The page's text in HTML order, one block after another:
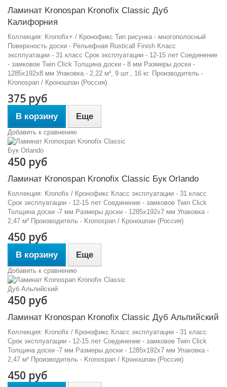
Ламинат Kronospan Kronofix Classic Дуб
Калифорния
Коллекция: Kronofix+ / Кронофикс Тип рисунка - многополосный
Поверхность доски - Рельефная Rusticall Finish Класс
эксплуатации - 31 класс Срок эксплуатации - 12-15 лет Соединение
- замковое Twin Click Толщина доски - 8 мм Размеры доски -
1285х192х8 мм Упаковка - 2,22 м², 9 шт., 16 кг. Производитель -
Kronospan / Кроношпан (Россия)
375 руб
В корзину Еще
Добавить к сравнению
450 руб
Ламинат Kronospan Kronofix Classic Бук Orlando
Коллекция: Kronofix / Кронофикс Класс эксплуатации - 31 класс
Срок эксплуатации - 12-15 лет Соединение - замковое Twin Click
Толщина доски -7 мм Размеры доски - 1285х192х7 мм Упаковка -
2,47 м² Производитель - Kronospan / Кроношпан (Россия)
450 руб
В корзину Еще
Добавить к сравнению
450 руб
Ламинат Kronospan Kronofix Classic Дуб Альпийский
Коллекция: Kronofix / Кронофикс Класс эксплуатации - 31 класс
Срок эксплуатации - 12-15 лет Соединение - замковое Twin Click
Толщина доски -7 мм Размеры доски - 1285х192х7 мм Упаковка -
2,47 м² Производитель - Kronospan / Кроношпан (Россия)
450 руб